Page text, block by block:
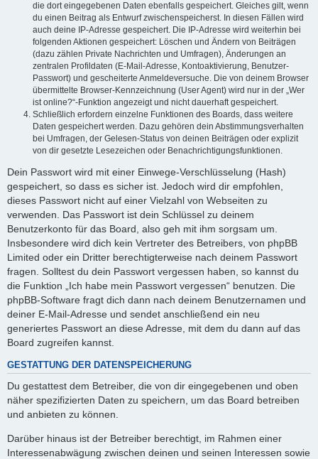
die dort eingegebenen Daten ebenfalls gespeichert. Gleiches gilt, wenn
du einen Beitrag als Entwurf zwischenspeicherst. In diesen Fällen wird
auch deine IP-Adresse gespeichert. Die IP-Adresse wird weiterhin bei
folgenden Aktionen gespeichert: Löschen und Ändern von Beiträgen
(dazu zählen Private Nachrichten und Umfragen), Änderungen an
zentralen Profildaten (E-Mail-Adresse, Kontoaktivierung, Benutzer-
Passwort) und gescheiterte Anmeldeversuche. Die von deinem Browser
übermittelte Browser-Kennzeichnung (User Agent) wird nur in der „Wer
ist online?“-Funktion angezeigt und nicht dauerhaft gespeichert.
Schließlich erfordern einzelne Funktionen des Boards, dass weitere
Daten gespeichert werden. Dazu gehören dein Abstimmungsverhalten
bei Umfragen, der Gelesen-Status von deinen Beiträgen oder explizit
von dir gesetzte Lesezeichen oder Benachrichtigungsfunktionen.
Dein Passwort wird mit einer Einwege-Verschlüsselung (Hash)
gespeichert, so dass es sicher ist. Jedoch wird dir empfohlen,
dieses Passwort nicht auf einer Vielzahl von Webseiten zu
verwenden. Das Passwort ist dein Schlüssel zu deinem
Benutzerkonto für das Board, also geh mit ihm sorgsam um.
Insbesondere wird dich kein Vertreter des Betreibers, von phpBB
Limited oder ein Dritter berechtigterweise nach deinem Passwort
fragen. Solltest du dein Passwort vergessen haben, so kannst du
die Funktion „Ich habe mein Passwort vergessen“ benutzen. Die
phpBB-Software fragt dich dann nach deinem Benutzernamen und
deiner E-Mail-Adresse und sendet anschließend ein neu
generiertes Passwort an diese Adresse, mit dem du dann auf das
Board zugreifen kannst.
GESTATTUNG DER DATENSPEICHERUNG
Du gestattest dem Betreiber, die von dir eingegebenen und oben
näher spezifizierten Daten zu speichern, um das Board betreiben
und anbieten zu können.
Darüber hinaus ist der Betreiber berechtigt, im Rahmen einer
Interessenabwägung zwischen deinen und seinen Interessen sowie